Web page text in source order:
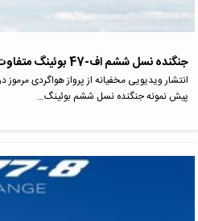
جنگنده نسل ششم اف-47 بوئینگ متفاوت با تمام پیش بینی ها
پیش نمونه جنگنده نسل ششم بوئینگ…